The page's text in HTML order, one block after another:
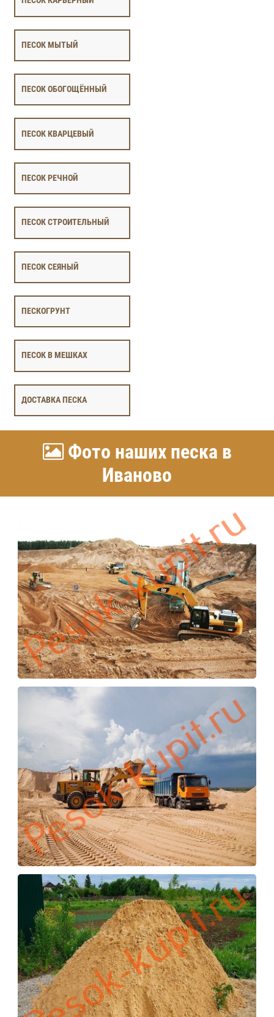
ПЕСОК МЫТЫЙ
ПЕСОК ОБОГОЩЁННЫЙ
ПЕСОК КВАРЦЕВЫЙ
ПЕСОК РЕЧНОЙ
ПЕСОК СТРОИТЕЛЬНЫЙ
ПЕСОК СЕЯНЫЙ
ПЕСКОГРУНТ
ПЕСОК В МЕШКАХ
ДОСТАВКА ПЕСКА
Фото наших песка в
Иваново